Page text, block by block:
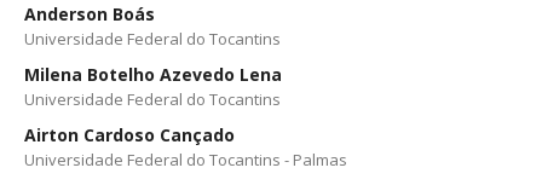
Anderson Boás
Universidade Federal do Tocantins
Milena Botelho Azevedo Lena
Universidade Federal do Tocantins
Airton Cardoso Cançado
Universidade Federal do Tocantins - Palmas